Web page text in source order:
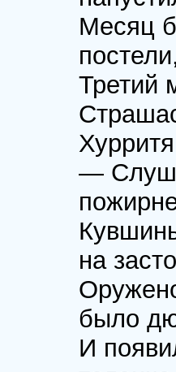
Месяц
Третий
—
на
было
И